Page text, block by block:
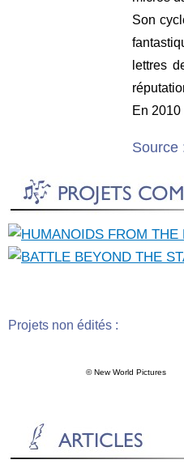
Son
lettres
En
Source
Projets non édités :
© New World Pictures